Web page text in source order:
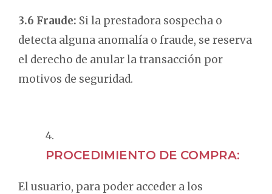
3.6 Fraude: Si la prestadora sospecha o
detecta alguna anomalía o fraude, se reserva
el derecho de anular la transacción por
motivos de seguridad.
PROCEDIMIENTO DE COMPRA:
El usuario, para poder acceder a los